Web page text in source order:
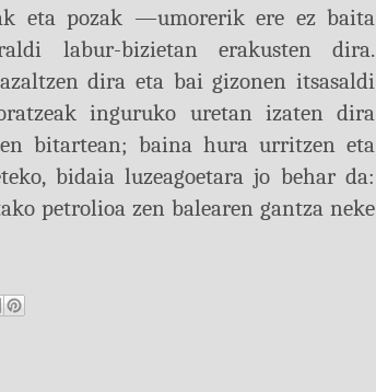
eta pozak —umorerik ere ez baita
labur-bizietan erakusten dira.
dira eta bai gizonen itsasaldi
inguruko uretan izaten dira
bitartean; baina hura urritzen eta
bidaia luzeagoetara jo behar da:
petrolioa zen balearen gantza neke